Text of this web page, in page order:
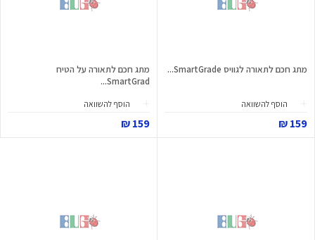
מתג חכם לתאורה לגוויס SmartGrade...
הוסף להשוואה
159 ₪
מתג חכם לתאורה על הטיח
SmartGrad...
הוסף להשוואה
159 ₪